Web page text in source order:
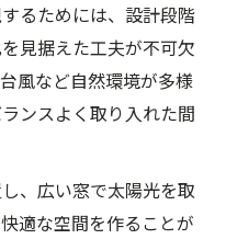
るためには、設計段階
見据えた工夫が不可欠
風など自然環境が多様
ンスよく取り入れた間
、広い窓で太陽光を取
適な空間を作ることが